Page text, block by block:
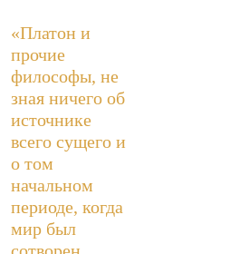
«Платон и
прочие
философы, не
зная ничего об
источнике
всего сущего и
о том
начальном
периоде, когда
мир был